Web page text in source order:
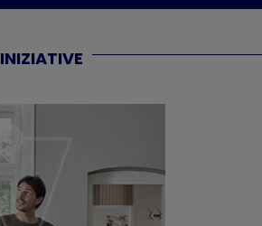
INIZIATIVE